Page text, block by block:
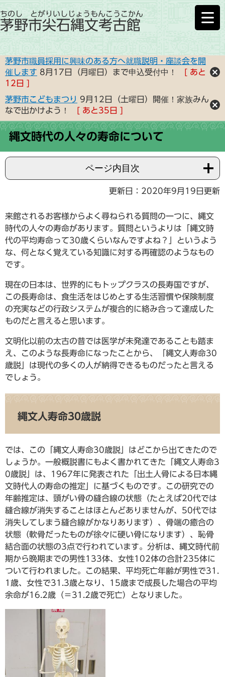
茅野市尖石縄文考古館
ちのし とがりいしじょうもんこうこかん
茅野市職員採用に興味のある方へ就職説明・座談会を開
催します 8月17日（月曜日）まで申込受付中！
あと
12 日
茅野市こどもまつり 9月12日（土曜日）開催！家族みん
なで出かけよう！
あと35 日
縄文時代の人々の寿命について
ページ内目次
更新日：2020年9月19日更新
来館されるお客様からよく尋ねられる質問の一つに、縄文
時代の人々の寿命があります。質問というよりは「縄文時
代の平均寿命って30歳くらいなんですよね？」というよう
な、何となく覚えている知識に対する再確認のようなもの
です。
現在の日本は、世界的にもトップクラスの長寿国ですが、
この長寿命は、食生活をはじめとする生活習慣や保険制度
の充実などの行政システムが複合的に絡み合って達成した
ものだと言えると思います。
文明化以前の太古の昔では医学が未発達であることも踏ま
え、このような長寿命になったことから、「縄文人寿命30
歳説」は現代の多くの人が納得できるものだったと言える
でしょう。
縄文人寿命30歳説
では、この「縄文人寿命30歳説」はどこから出てきたので
しょうか。一般概説書にもよく書かれてきた「縄文人寿命3
0歳説」は、1967年に発表された「出土人骨による日本縄
文時代人の寿命の推定」に基づくものです。この研究での
年齢推定は、頭がい骨の縫合線の状態（たとえば20代では
縫合線が消失することはほとんどありませんが、50代では
消失してしまう縫合線がかなりあります）、骨端の癒合の
状態（軟骨だったものが徐々に硬い骨になります）、恥骨
結合面の状態の3点で行われています。分析は、縄文時代前
期から晩期までの男性133体、女性102体の合計235体に
ついて行われました。この結果、平均死亡年齢が男性で31.
1歳、女性で31.3歳となり、15歳まで成長した場合の平均
余命が16.2歳（＝31.2歳で死亡）となりました。